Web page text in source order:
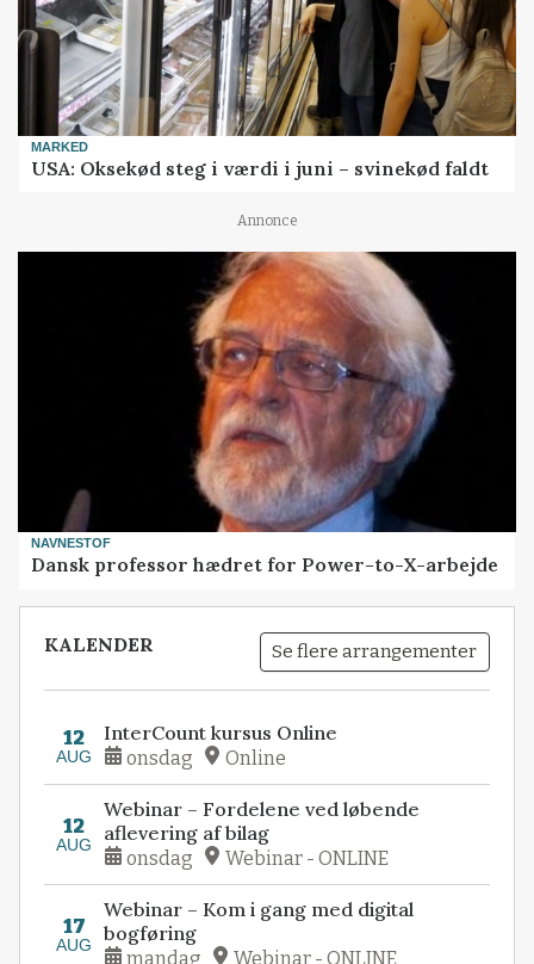
MARKED
USA: Oksekød steg i værdi i juni – svinekød faldt
Annonce
NAVNESTOF
Dansk professor hædret for Power-to-X-arbejde
KALENDER Se flere arrangementer
12
AUG
InterCount kursus Online
onsdag Online
12
AUG
Webinar – Fordelene ved løbende
aflevering af bilag
onsdag Webinar - ONLINE
17
AUG
Webinar – Kom i gang med digital
bogføring
mandag Webinar - ONLINE